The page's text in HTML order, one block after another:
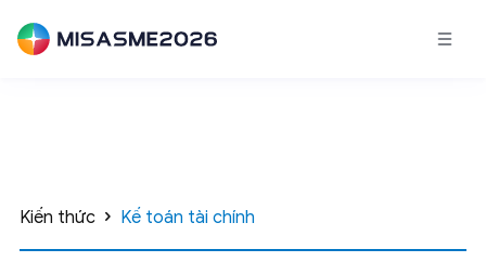
Kiến thức Kế toán tài chính